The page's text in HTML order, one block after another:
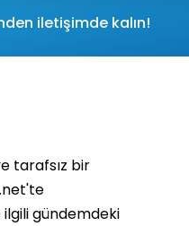
iletişimde kalın!
tarafsız bir
ilgili gündemdeki